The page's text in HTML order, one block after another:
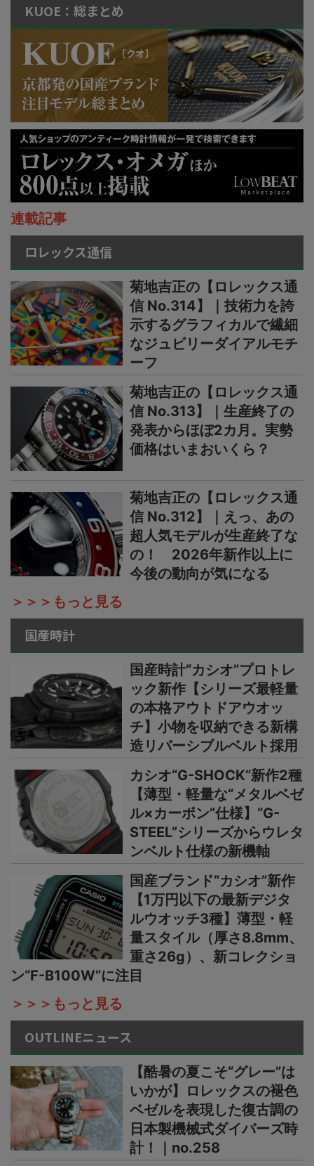
KUOE：総まとめ
連載記事
ロレックス通信
菊地吉正の【ロレックス通
信 No.314】｜技術力を誇
示するグラフィカルで繊細
なジュビリーダイアルモチ
ーフ
菊地吉正の【ロレックス通
信 No.313】｜生産終了の
発表からほぼ2カ月。実勢
価格はいまおいくら？
菊地吉正の【ロレックス通
信 No.312】｜えっ、あの
超人気モデルが生産終了な
の！ 2026年新作以上に
今後の動向が気になる
＞＞＞もっと見る
国産時計
国産時計“カシオ”プロトレ
ック新作【シリーズ最軽量
の本格アウトドアウオッ
チ】小物を収納できる新構
造リバーシブルベルト採用
カシオ“G-SHOCK”新作2種
【薄型・軽量な“メタルベゼ
ル×カーボン”仕様】“G-
STEEL”シリーズからウレタ
ンベルト仕様の新機軸
国産ブランド“カシオ”新作
【1万円以下の最新デジタ
ルウオッチ3種】薄型・軽
量スタイル（厚さ8.8mm、
重さ26g）、新コレクショ
ン“F-B100W”に注目
＞＞＞もっと見る
OUTLINEニュース
【酷暑の夏こそ“グレー”は
いかが】ロレックスの褪色
ベゼルを表現した復古調の
日本製機械式ダイバーズ時
計！｜no.258